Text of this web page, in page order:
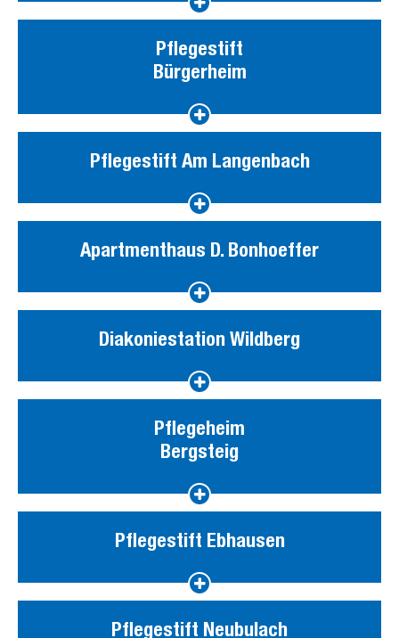
Pflegestift
Bürgerheim
Pflegestift Am Langenbach
Apartmenthaus D. Bonhoeffer
Diakoniestation Wildberg
Pflegeheim
Bergsteig
Pflegestift Ebhausen
Pflegestift Neubulach